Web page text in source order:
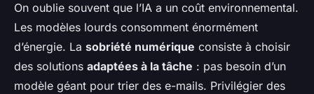
On oublie souvent que l’IA a un coût environnemental.
Les modèles lourds consomment énormément
d’énergie. La sobriété numérique consiste à choisir
des solutions adaptées à la tâche : pas besoin d’un
modèle géant pour trier des e-mails. Privilégier des